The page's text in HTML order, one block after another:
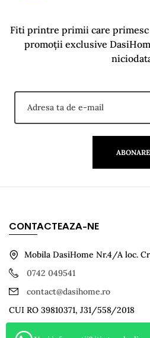
Fiti printre primii care
promoții exclusive
ABONARE
CONTACTEAZA-NE
Mobila DasiHome Nr.4/A loc.
0742 049541
contact@dasihome.ro
CUI RO 39810371, J31/558/2018
Informatii